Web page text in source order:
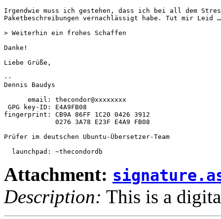
Irgendwie muss ich gestehen, dass ich bei all dem
Paketbeschreibungen vernachlässigt habe. Tut mir Leid …
> Weiterhin ein frohes Schaffen
Danke!
Liebe Grüße,
--
Dennis Baudys
      email: thecondor@xxxxxxxx
GPG key-ID: E4A9FB08
fingerprint: CB9A 86FF 1C20 0426 3912
             0276 3A78 E23F E4A9 FB08
Prüfer im deutschen Ubuntu-Übersetzer-Team
Attachment:
Description: This is a